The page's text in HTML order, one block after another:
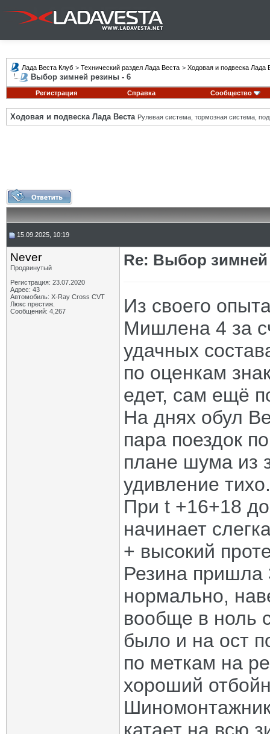
Лада Веста Клуб > Технический раздел Лада Веста > Ходовая и подвеска Лада
Выбор зимней резины - 6
Регистрация Справка Сообщество
Ходовая и подвеска Лада Веста Рулевая система, тормозная система,
15.09.2025, 10:19
Never
Продвинутый
Регистрация: 23.07.2020
Адрес: 43
Автомобиль: X-Ray Cross CVT
Люкс престиж.
Сообщений: 4,267
Re: Выбор
Из своего
Мишлена 4 за
удачных
по оценкам
едет, сам ещё
На днях обул
пара поездок
плане шума из
удивление тихо.
При t +16+18
начинает
+ высокий
Резина пришла
нормально,
вообще в ноль
было и на ост
по меткам на
хороший